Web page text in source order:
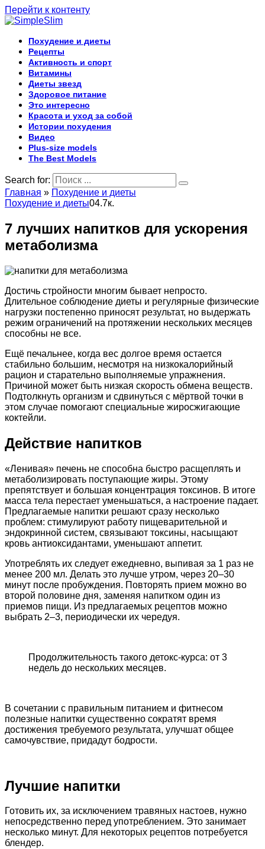
Перейти к контенту
Похудение и диеты
Рецепты
Активность и спорт
Витамины
Диеты звезд
Здоровое питание
Это интересно
Красота и уход за собой
Истории похудения
Видео
Plus-size models
The Best Models
Search for:
Главная » Похудение и диеты
Похудение и диеты04.7к.
7 лучших напитков для ускорения
метаболизма
Достичь стройности многим бывает непросто.
Длительное соблюдение диеты и регулярные физические
нагрузки постепенно приносят результат, но выдержать
режим ограничений на протяжении нескольких месяцев
способны не все.
Ещё печальнее, когда вес долгое время остается
стабильно большим, несмотря на низкокалорийный
рацион и старательно выполняемые упражнения.
Причиной может быть низкая скорость обмена веществ.
Подтолкнуть организм и сдвинуться с мёртвой точки в
этом случае помогают специальные жиросжигающие
коктейли.
Действие напитков
«Ленивая» печень не способна быстро расщеплять и
метаболизировать поступающие жиры. Этому
препятствует и большая концентрация токсинов. В итоге
масса тела перестает уменьшаться, а настроение падает.
Предлагаемые напитки решают сразу несколько
проблем: стимулируют работу пищеварительной и
эндокринной систем, связывают токсины, насыщают
кровь антиоксидантами, уменьшают аппетит.
Употреблять их следует ежедневно, выпивая за 1 раз не
менее 200 мл. Делать это лучше утром, через 20–30
минут после пробуждения. Повторять прием можно во
второй половине дня, заменяя напитком один из
приемов пищи. Из предлагаемых рецептов можно
выбрать 2–3, периодически их чередуя.
Продолжительность такого детокс-курса: от 3
недель до нескольких месяцев.
В сочетании с правильным питанием и фитнесом
полезные напитки существенно сократят время
достижения требуемого результата, улучшат общее
самочувствие, придадут бодрости.
Лучшие напитки
Готовить их, за исключением травяных настоев, нужно
непосредственно перед употреблением. Это занимает
несколько минут. Для некоторых рецептов потребуется
блендер.